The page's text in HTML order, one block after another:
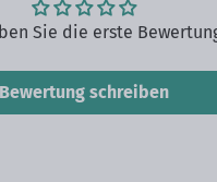
Sie die erste
Bewertung schreiben